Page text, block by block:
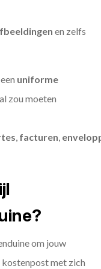
en zelfs
uniforme
zou moeten
, facturen,
om jouw
met zich